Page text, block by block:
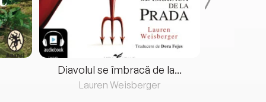
Diavolul se îmbracă de la...
Lauren Weisberger